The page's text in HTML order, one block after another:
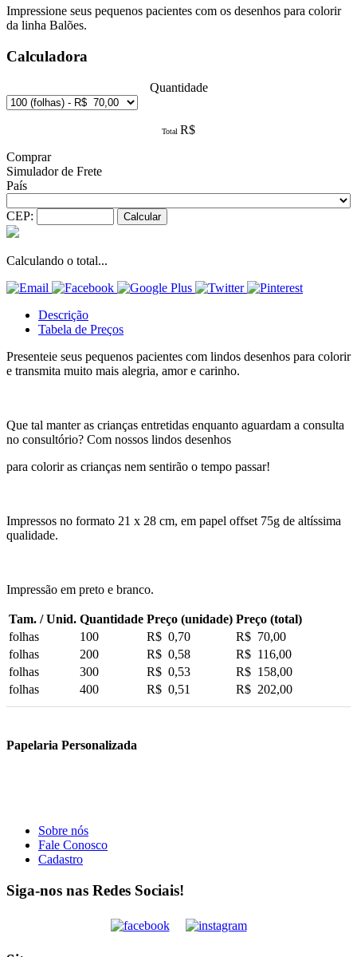
Impressione seus pequenos pacientes com os desenhos para colorir
da linha Balões.
Calculadora
Quantidade
Total R$
Comprar
Simulador de Frete
País
CEP:
Calculando o total...
Descrição
Tabela de Preços
Presenteie seus pequenos pacientes com lindos desenhos para colorir
e transmita muito mais alegria, amor e carinho.
Que tal manter as crianças entretidas enquanto aguardam a consulta
no consultório? Com nossos lindos desenhos
para colorir as crianças nem sentirão o tempo passar!
Impressos no formato 21 x 28 cm, em papel offset 75g de altíssima
qualidade.
Impressão em preto e branco.
Tam. / Unid. Quantidade Preço (unidade) Preço (total)
folhas
100 R$ 0,70
R$ 70,00
folhas
200 R$ 0,58
R$ 116,00
folhas
300 R$ 0,53
R$ 158,00
folhas
400 R$ 0,51 R$ 202,00
Papelaria Personalizada
Sobre nós
Fale Conosco
Cadastro
Siga-nos nas Redes Sociais!